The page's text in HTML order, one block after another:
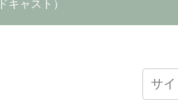
キャスト）